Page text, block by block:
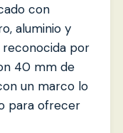
con
aluminio y
reconocida por
40 mm de
un marco lo
para ofrecer